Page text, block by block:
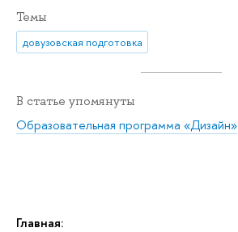
Главная:
Темы
довузовская подготовка
В статье упомянуты
Образовательная программа «Дизайн»